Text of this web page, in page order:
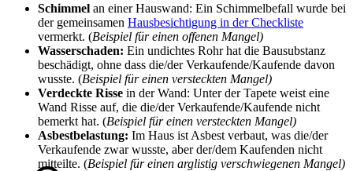
Schimmel an einer Hauswand: Ein Schimmelbefall wurde bei
der gemeinsamen Hausbesichtigung in der Checkliste
vermerkt. (Beispiel für einen offenen Mangel)
Wasserschaden: Ein undichtes Rohr hat die Bausubstanz
beschädigt, ohne dass die/der Verkaufende/Kaufende davon
wusste. (Beispiel für einen versteckten Mangel)
Verdeckte Risse in der Wand: Unter der Tapete weist eine
Wand Risse auf, die die/der Verkaufende/Kaufende nicht
bemerkt hat. (Beispiel für einen versteckten Mangel)
Asbestbelastung: Im Haus ist Asbest verbaut, was die/der
Verkaufende zwar wusste, aber der/dem Kaufenden nicht
mitteilte. (Beispiel für einen arglistig verschwiegenen Mangel)